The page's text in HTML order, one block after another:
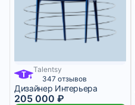
Talentsy
347 отзывов
Дизайнер Интерьера
205 000 ₽